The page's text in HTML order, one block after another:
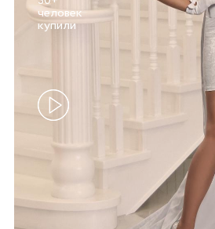
человек
купили